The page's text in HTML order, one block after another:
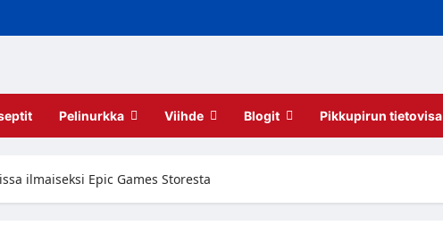
Pelinurkka Viihde Blogit Pikkupirun tietovisa
ilmaiseksi Epic Games Storesta